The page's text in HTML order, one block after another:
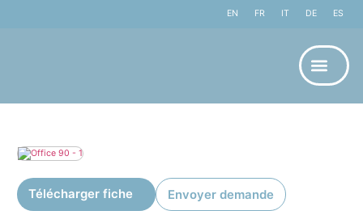
EN FR IT DE ES
Télécharger fiche Envoyer demande